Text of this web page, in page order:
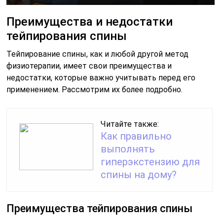
Преимущества и недостатки
тейпирования спины
Тейпирование спины, как и любой другой метод
физиотерапии, имеет свои преимущества и
недостатки, которые важно учитывать перед его
применением. Рассмотрим их более подробно.
Читайте также:
Как правильно
выполнять
гиперэкстензию для
спины на дому?
Преимущества тейпирования спины